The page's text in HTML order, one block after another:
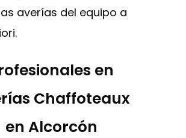
averías del equipo a
en
Chaffoteaux
en Alcorcón